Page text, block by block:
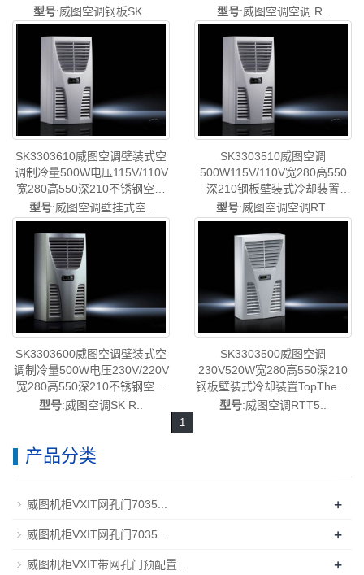
rittal威图空调维修威图电柜威
图母线威图风扇威图PDU威图
售后SK3303.120
型号:威图空调钢板SK..
深210出口专用-中国威图制造-
rittal威图空调维修威图电柜威
图母线威图风扇威图PDU威图
售后SK3303.520
型号:威图空调空调 R..
SK3303610威图空调壁装式空
调制冷量500W电压115V/110V
宽280高550深210不锈钢空调
TopTherm Blue e-33样本-德国
制造非标-rittal威图空调维修威
图电柜威图母线威图风扇威图
售后SK3303.610
型号:威图空调壁挂式空..
SK3303510威图空调
500W115V/110V宽280高550
深210钢板壁装式冷却装置
TopTherm Blue e-德国威图制
造-rittal威图空调维修威图电柜
威图母线威图风扇威图PDU威
图售后SK3303.510
型号:威图空调空调RT..
SK3303600威图空调壁装式空
调制冷量500W电压230V/220V
宽280高550深210不锈钢空调
TopTherm Blue e-rittal威图空
型号:威图空调SK R..
SK3303500威图空调
230V520W宽280高550深210
钢板壁装式冷却装置TopTherm
Blue e-中国威图制造-rittal威图
型号:威图空调RTT5..
1
产品分类
威图机柜VXIT网孔门7035... +
威图机柜VXIT网孔门7035... +
威图机柜VXIT带网孔门预配置... +